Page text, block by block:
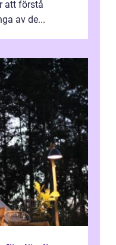
att förstå
av de...